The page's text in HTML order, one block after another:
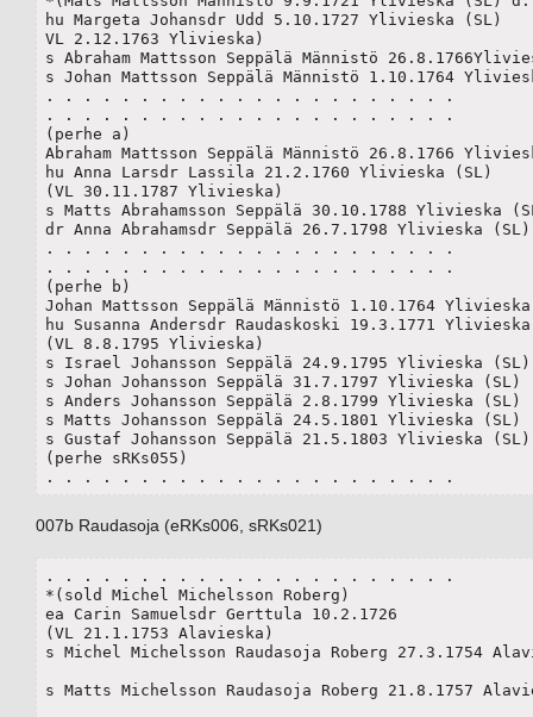
hu Margeta Johansdr Udd 5.10.1727 Ylivieska (SL)
VL 2.12.1763 Ylivieska)
s Abraham Mattsson Seppälä Männistö
s Johan Mattsson Seppälä Männistö 1.10.1764
. . . . . . . . . . . . . . . . . . . . . .
. . . . . . . . . . . . . . . . . . . . . .
(perhe a)
Abraham Mattsson Seppälä Männistö 26.8.1766
hu Anna Larsdr Lassila 21.2.1760 Ylivieska (SL)
(VL 30.11.1787 Ylivieska)
s Matts Abrahamsson Seppälä 30.10.1788 Ylivieska
dr Anna Abrahamsdr Seppälä 26.7.1798 Ylivieska
. . . . . . . . . . . . . . . . . . . . . .
. . . . . . . . . . . . . . . . . . . . . .
(perhe b)
Johan Mattsson Seppälä Männistö 1.10.1764
hu Susanna Andersdr Raudaskoski 19.3.1771
(VL 8.8.1795 Ylivieska)
s Israel Johansson Seppälä 24.9.1795 Ylivieska (SL)
s Johan Johansson Seppälä 31.7.1797 Ylivieska (SL)
s Anders Johansson Seppälä 2.8.1799 Ylivieska (SL)
s Matts Johansson Seppälä 24.5.1801 Ylivieska (SL)
s Gustaf Johansson Seppälä 21.5.1803 Ylivieska
(perhe sRKs055)
. . . . . . . . . . . . . . . . . . . . . .
007b Raudasoja (eRKs006, sRKs021)
. . . . . . . . . . . . . . . . . . . . . .
*(sold Michel Michelsson Roberg)
ea Carin Samuelsdr Gerttula 10.2.1726
(VL 21.1.1753 Alavieska)
s Michel Michelsson Raudasoja Roberg 27.3.1754
s Matts Michelsson Raudasoja Roberg 21.8.1757